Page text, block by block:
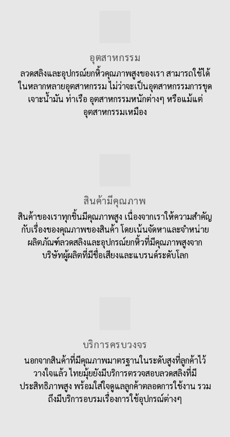
อุตสาหกรรม
ลวดสลิงและอุปกรณ์ยกหิ้วคุณภาพสูงของเรา สามารถใช้ได้
ในหลากหลายอุตสาหกรรม ไม่ว่าจะเป็นอุตสาหกรรมการขุด
เจาะน้ำมัน ท่าเรือ อุตสาหกรรมหนักต่างๆ หรือแม้แต่
อุตสาหกรรมเหมือง
สินค้ามีคุณภาพ
สินค้าของเราทุกชิ้นมีคุณภาพสูง เนื่องจากเราให้ความสำคัญ
กับเรื่องของคุณภาพของสินค้า โดยเน้นจัดหาและจำหน่าย
ผลิตภัณฑ์ลวดสลิงและอุปกรณ์ยกหิ้วที่มีคุณภาพสูงจาก
บริษัทผู้ผลิตที่มีชื่อเสียงและแบรนด์ระดับโลก
บริการครบวงจร
นอกจากสินค้าที่มีคุณภาพมาตรฐานในระดับสูงที่ลูกค้าไว้
วางใจแล้ว ไทยมุ้ยยังมีบริการตรวจสอบลวดสลิงที่มี
ประสิทธิภาพสูง พร้อมใส่ใจดูแลลูกค้าตลอดการใช้งาน รวม
ถึงมีบริการอบรมเรื่องการใช้อุปกรณ์ต่างๆ